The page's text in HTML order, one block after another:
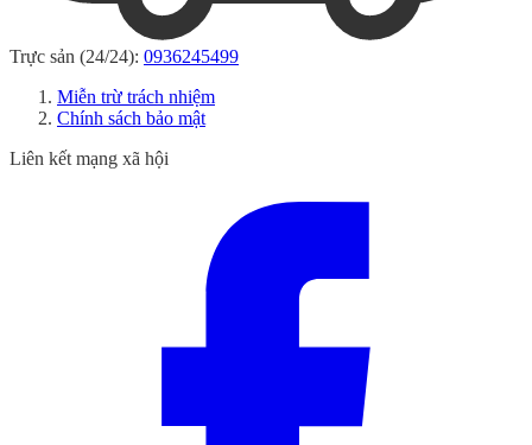
Trực sản (24/24): 0936245499
Miễn trừ trách nhiệm
Chính sách bảo mật
Liên kết mạng xã hội